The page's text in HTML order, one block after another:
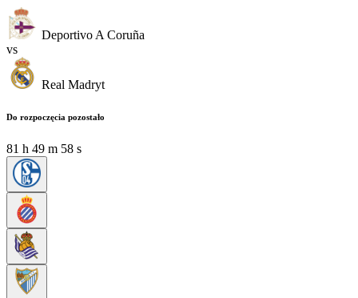
Deportivo A Coruña
vs
Real Madryt
Do rozpoczęcia pozostało
81 h 49 m 56 s